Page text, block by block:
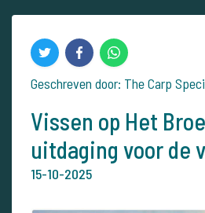
Geschreven door: The Carp
Vissen op Het
uitdaging voor de
15-10-2025